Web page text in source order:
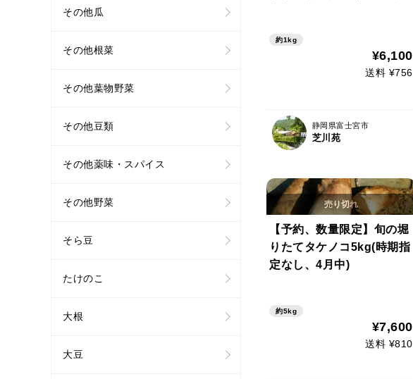
約1kg
¥6,100
送料 ¥756
静岡県富士宮市
芝川苑
【予約、数量限定】旬の堀
りたてタケノコ5kg(時期指
定なし、4月中)
約5kg
¥7,600
送料 ¥810
その他瓜
その他根菜
その他葉物野菜
その他豆類
その他薬味・スパイス
その他野菜
そら豆
たけのこ
大根
大豆